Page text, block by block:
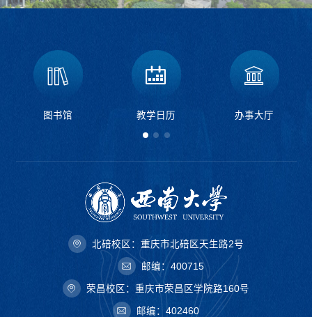
图书馆 教学日历 办事大厅
北碚校区：重庆市北碚区天生路2号
邮编：400715
荣昌校区：重庆市荣昌区学院路160号
邮编：402460